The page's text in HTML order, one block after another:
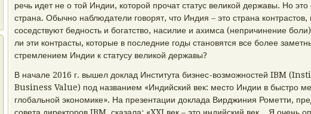
речь идет не о той Индии, которой прочат статус великой державы. Но
страна. Обычно наблюдатели говорят, что Индия – это страна контрастов,
соседствуют бедность и богатство, насилие и ахимса (непричинение
ли эти контрасты, которые в последние годы становятся все более
стремлением Индии к статусу великой державы?
В начале 2016 г. вышел доклад Института бизнес-возможностей IBM
Business Value) под названием «Индийский век: место Индии в быстро
глобальной экономике». На презентации доклада Вирджиния Рометти,